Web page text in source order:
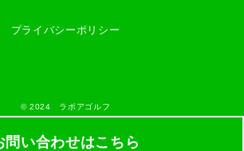
問い合わせはこちら
プライバシーポリシー
©️ 2024 ラボアゴルフ